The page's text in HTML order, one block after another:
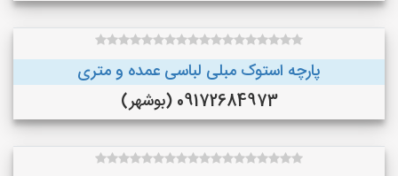
پارچه استوک مبلی لباسی عمده و متری
09172684973 (بوشهر)